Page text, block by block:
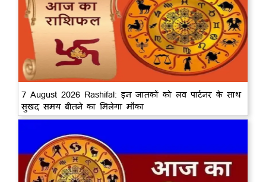
7 August 2026 Rashifal: इन जातकों को लव पार्टनर के साथ
सुखद समय बीतने का मिलेगा मौका